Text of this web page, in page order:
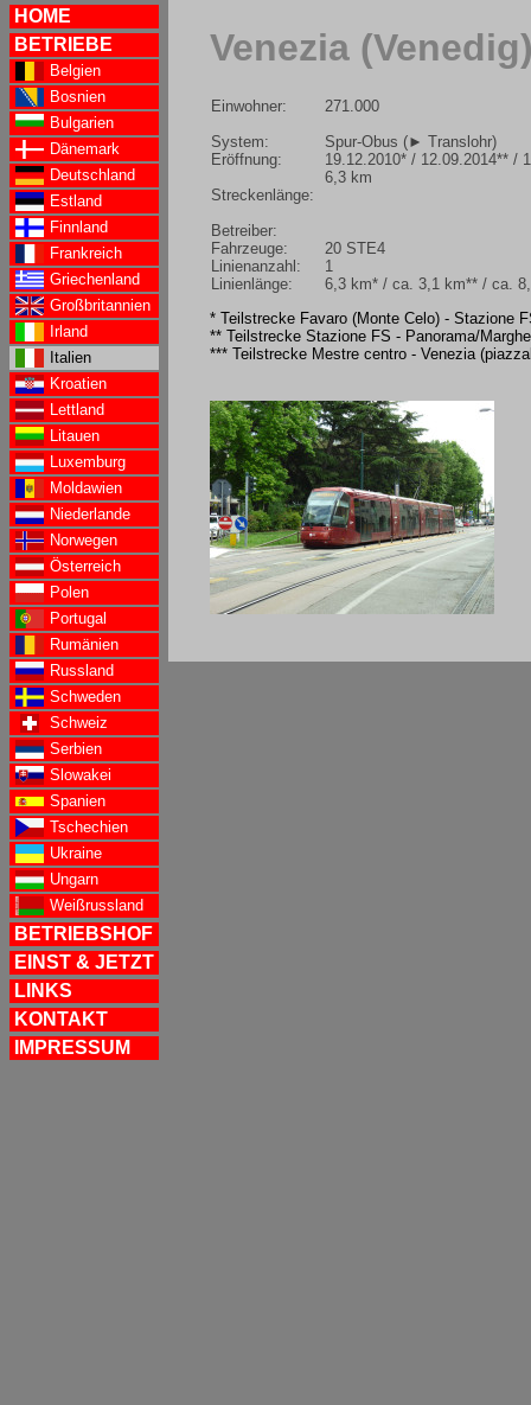
HOME
BETRIEBE
Belgien
Bosnien
Bulgarien
Dänemark
Deutschland
Estland
Finnland
Frankreich
Griechenland
Großbritannien
Irland
Italien
Kroatien
Lettland
Litauen
Luxemburg
Moldawien
Niederlande
Norwegen
Österreich
Polen
Portugal
Rumänien
Russland
Schweden
Schweiz
Serbien
Slowakei
Spanien
Tschechien
Ukraine
Ungarn
Weißrussland
BETRIEBSHOF
EINST & JETZT
LINKS
KONTAKT
IMPRESSUM
Venezia
Einwohner:
System:
Eröffnung:
Streckenlänge:
Betreiber:
Fahrzeuge:
Linienanzahl:
Linienlänge:
271.000
Spur-Obus (► Translohr)
19.12.2010* / 12.09.2014** /
6,3 km
20 STE4
1
6,3 km* / ca. 3,1 km** / ca.
* Teilstrecke Favaro (Monte Celo) - Stazione
** Teilstrecke Stazione FS - Panorama/
*** Teilstrecke Mestre centro - Venezia